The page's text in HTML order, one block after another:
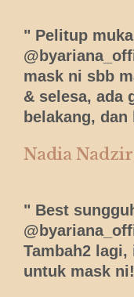
" Pelitup
mask ni sbb
& selesa, ada
belakang,
Nadia
" Best
Tambah2
untuk mask